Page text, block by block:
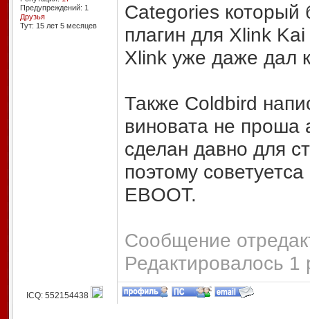
Предупреждений: 1
Друзья
Тут: 15 лет 5 месяцев
Categories
плагин для Xlink
Xlink уже даже дал
Также Coldbird
виновата не
сделан давно для
поэтому
EBOOT.
Сообщение
Редактировалось 1
ICQ: 552154438